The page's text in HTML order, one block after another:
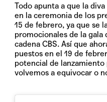
Todo apunta a que la
en la ceremonia de los
15 de febrero, ya que se
promocionales de la
cadena CBS. Así que
puestos en el 19 de
potencial de
volvemos a equivocar o